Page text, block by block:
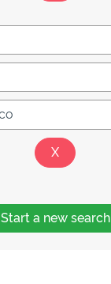
Start a new search